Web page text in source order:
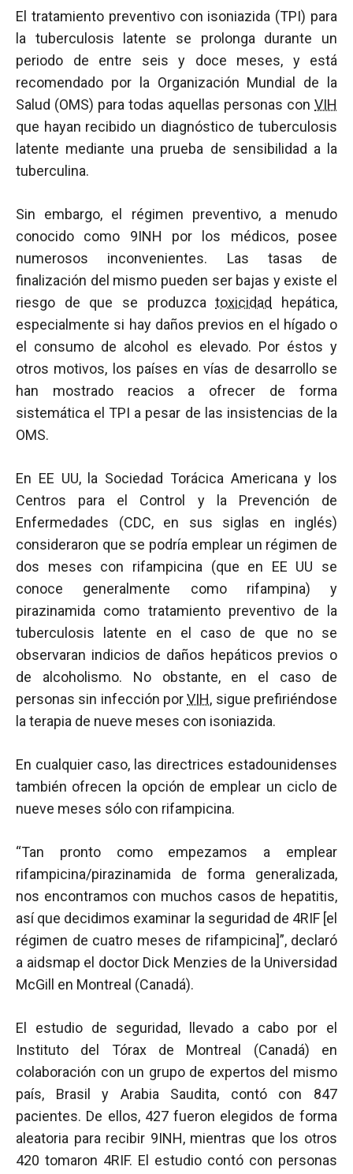
El tratamiento preventivo con isoniazida (TPI) para
la tuberculosis latente se prolonga durante un
periodo de entre seis y doce meses, y está
recomendado por la Organización Mundial de la
Salud (OMS) para todas aquellas personas con VIH
que hayan recibido un diagnóstico de tuberculosis
latente mediante una prueba de sensibilidad a la
tuberculina.
Sin embargo, el régimen preventivo, a menudo
conocido como 9INH por los médicos, posee
numerosos inconvenientes. Las tasas de
finalización del mismo pueden ser bajas y existe el
riesgo de que se produzcatoxicidad
hepática,
especialmente si hay daños previos en el hígado o
el consumo de alcohol es elevado. Por éstos y
otros motivos, los países en vías de desarrollo se
han mostrado reacios a ofrecer de forma
sistemática el TPI a pesar de las insistencias de la
OMS.
En EE UU, la Sociedad Torácica Americana y los
Centros para el Control y la Prevención de
Enfermedades (CDC, en sus siglas en inglés)
consideraron que se podría emplear un régimen de
dos meses con rifampicina (que en EE UU se
conoce generalmente como rifampina) y
pirazinamida como tratamiento preventivo de la
tuberculosis latente en el caso de que no se
observaran indicios de daños hepáticos previos o
de alcoholismo. No obstante, en el caso de
personas sin infección porVIH, sigue prefiriéndose
la terapia de nueve meses con isoniazida.
En cualquier caso, las directrices estadounidenses
también ofrecen la opción de emplear un ciclo de
nueve meses sólo con rifampicina.
“Tan pronto como empezamos a emplear
rifampicina/pirazinamida de forma generalizada,
nos encontramos con muchos casos de hepatitis,
así que decidimos examinar la seguridad de 4RIF [el
régimen de cuatro meses de rifampicina]”, declaró
a aidsmap el doctor Dick Menzies de la Universidad
McGill en Montreal (Canadá).
El estudio de seguridad, llevado a cabo por el
Instituto del Tórax de Montreal (Canadá) en
colaboración con un grupo de expertos del mismo
país, Brasil y Arabia Saudita, contó con 847
pacientes. De ellos, 427 fueron elegidos de forma
aleatoria para recibir 9INH, mientras que los otros
420 tomaron 4RIF. El estudio contó con personas